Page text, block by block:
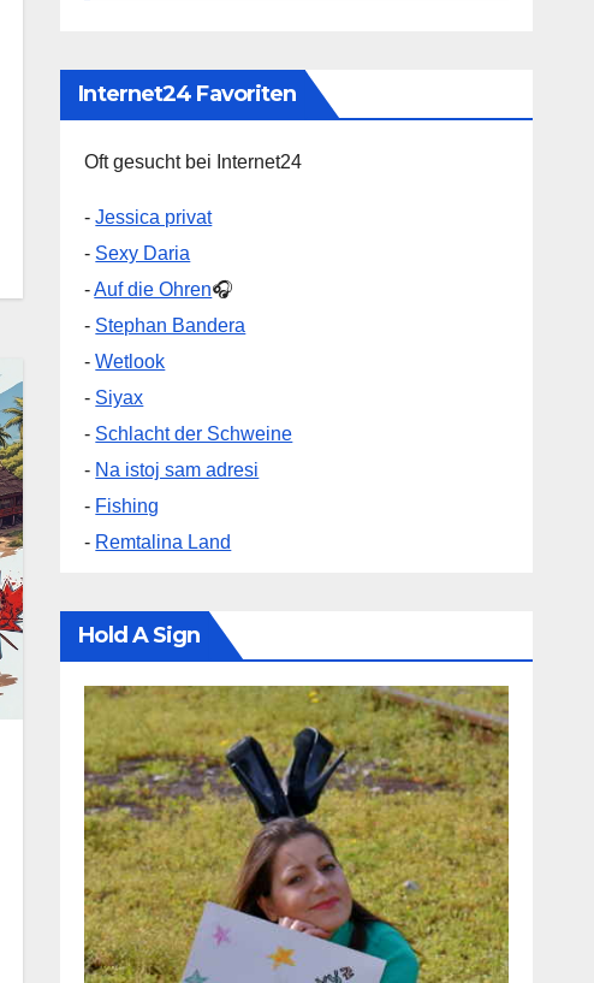
Internet24 Favoriten
Oft gesucht bei Internet24
-Jessica privat
- Sexy Daria
-Auf die Ohren🎧
- Stephan Bandera
-Wetlook
- Siyax
- Schlacht der Schweine
- Na istoj sam adresi
- Fishing
- Remtalina Land
Hold A Sign